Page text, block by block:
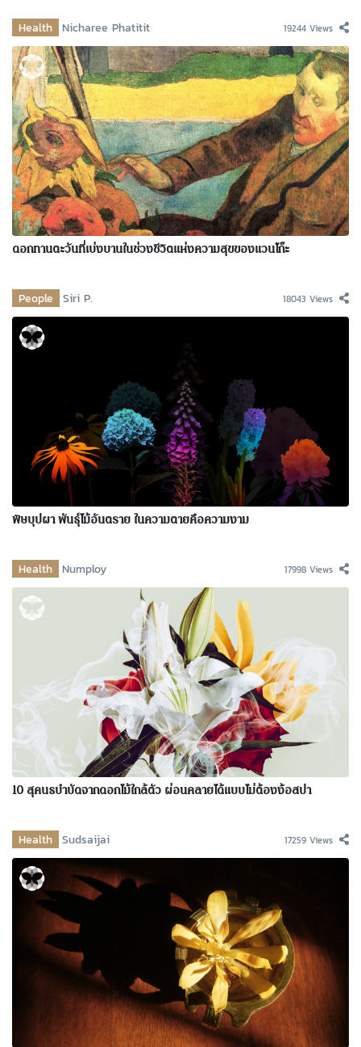
Health Nicharee Phatitit 19244 Views
ดอกทานตะวันที่เบ่งบานในช่วงชีวิตแห่งความสุขของแวนโก๊ะ
People Siri P. 18043 Views
พิษบุปผา พันธุ์ไม้อันตราย ในความตายคือความงาม
Health Numploy 17998 Views
10 สุคนธบำบัดจากดอกไม้ใกล้ตัว ผ่อนคลายได้แบบไม่ต้องง้อสปา
Health Sudsaijai 17259 Views